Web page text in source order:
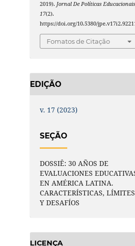
2019).Jornal De Políticas
17(2).
https://doi.org/10.5380/
Fomatos de Citação
EDIÇÃO
v. 17 (2023)
SEÇÃO
DOSSIÊ: 30 AÑOS DE
EVALUACIONES
EN AMÉRICA LATINA.
CARACTERÍSTICAS, LÍMITES
Y DESAFÍOS
LICENÇA